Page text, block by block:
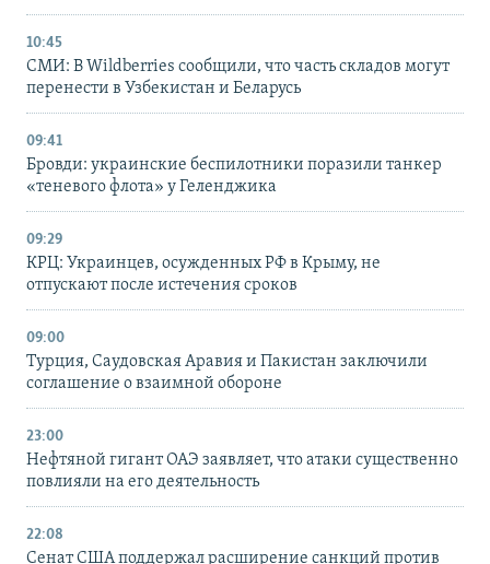
10:45
СМИ: В Wildberries сообщили, что часть складов могут
перенести в Узбекистан и Беларусь
09:41
Бровди: украинские беспилотники поразили танкер
«теневого флота» у Геленджика
09:29
КРЦ: Украинцев, осужденных РФ в Крыму, не
отпускают после истечения сроков
09:00
Турция, Саудовская Аравия и Пакистан заключили
соглашение о взаимной обороне
23:00
Нефтяной гигант ОАЭ заявляет, что атаки существенно
повлияли на его деятельность
22:08
Сенат США поддержал расширение санкций против